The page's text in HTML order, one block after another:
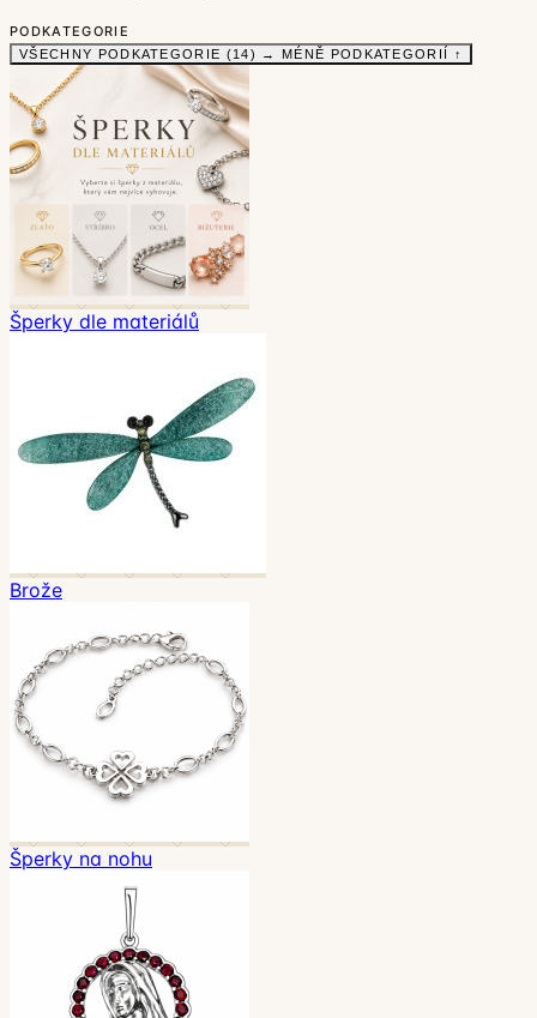
PODKATEGORIE
VŠECHNY PODKATEGORIE (14) → MÉNĚ PODKATEGORIÍ ↑
Šperky dle materiálů
Brože
Šperky na nohu